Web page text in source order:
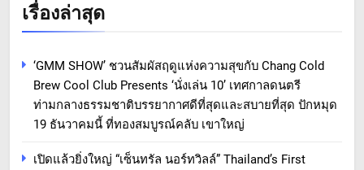
เรื่องล่าสุด
‘GMM SHOW’ ชวนสัมผัสฤดูแห่งความสุขกับ Chang Cold
Brew Cool Club Presents ‘นั่งเล่น 10’ เทศกาลดนตรี
ท่ามกลางธรรมชาติบรรยากาศดีที่สุดและสบายที่สุด ปักหมุด
19 ธันวาคมนี้ ที่ทองสมบูรณ์คลับ เขาใหญ่
เปิดแล้วยิ่งใหญ่ “เซ็นทรัล นอร์ทวิลล์” Thailand’s First